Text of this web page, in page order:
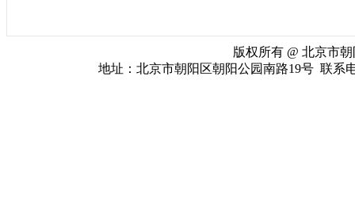
版权所有 @ 北京市
地址：北京市朝阳区朝阳公园南路19号 联系